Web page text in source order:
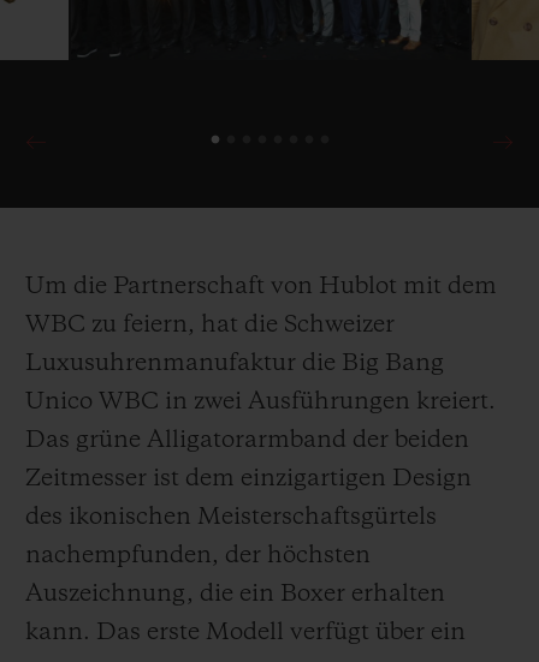
Boxers Fund zugutekommen werden!
Um die Partnerschaft von Hublot mit dem
WBC zu feiern, hat die Schweizer
Luxusuhrenmanufaktur die Big Bang
Unico WBC in zwei Ausführungen kreiert.
Das grüne Alligatorarmband der beiden
Zeitmesser ist dem einzigartigen Design
des ikonischen Meisterschaftsgürtels
nachempfunden, der höchsten
Auszeichnung, die ein Boxer erhalten
kann. Das erste Modell verfügt über ein